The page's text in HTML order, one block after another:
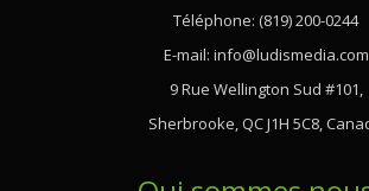
Téléphone: (819) 200-0244
E-mail: info@ludismedia.com
9 Rue Wellington Sud #101,
Sherbrooke, QC J1H 5C8,